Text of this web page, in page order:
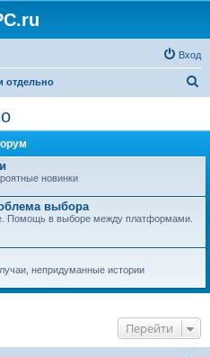
Вход
отдельно
новинки
выбора
Помощь в выборе между платформами.
непридуманные истории
Перейти